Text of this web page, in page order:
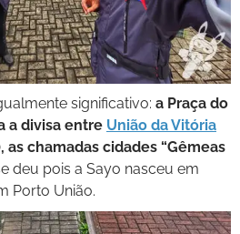
significativo: a Praça do
a divisa entre União da Vitória
as chamadas cidades “Gêmeas
deu pois a Sayo nasceu em
Porto União.